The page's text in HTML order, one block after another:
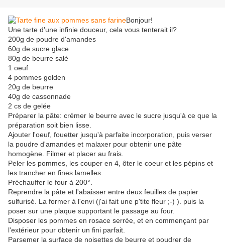
Bonjour!
Une tarte d'une infinie douceur, cela vous tenterait il?
200g de poudre d'amandes
60g de sucre glace
80g de beurre salé
1 oeuf
4 pommes golden
20g de beurre
40g de cassonnade
2 cs de gelée
Préparer la pâte: crémer le beurre avec le sucre jusqu'à ce que la
préparation soit bien lisse.
Ajouter l'oeuf, fouetter jusqu'à parfaite incorporation, puis verser
la poudre d'amandes et malaxer pour obtenir une pâte
homogène. Filmer et placer au frais.
Peler les pommes, les couper en 4, ôter le coeur et les pépins et
les trancher en fines lamelles.
Préchauffer le four à 200°.
Reprendre la pâte et l'abaisser entre deux feuilles de papier
sulfurisé. La former à l'envi (j'ai fait une p'tite fleur ;-) ). puis la
poser sur une plaque supportant le passage au four.
Disposer les pommes en rosace serrée, et en commençant par
l'extérieur pour obtenir un fini parfait.
Parsemer la surface de noisettes de beurre et poudrer de